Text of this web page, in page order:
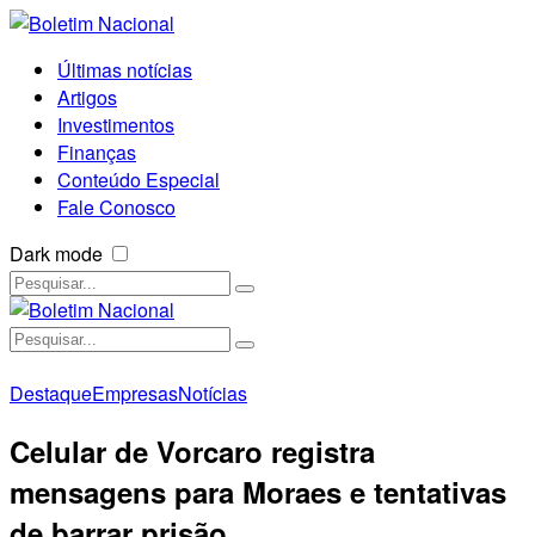
Últimas notícias
Artigos
Investimentos
Finanças
Conteúdo Especial
Fale Conosco
Dark mode
DestaqueEmpresasNotícias
Celular de Vorcaro registra
mensagens para Moraes e tentativas